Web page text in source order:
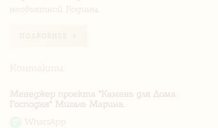
необъятной Родины.
Менеджер проекта "Камень для Дома
Господня" Мигаль Марина.
WhatsApp